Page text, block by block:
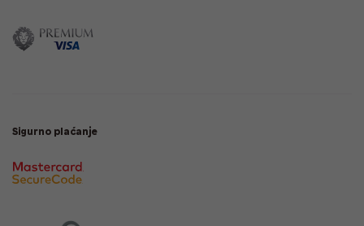
Sigurno plaćanje